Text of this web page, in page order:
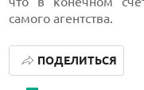
самого агентства.
ПОДЕЛИТЬСЯ